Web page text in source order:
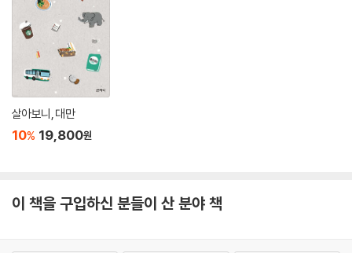
살아보니, 대만
10% 19,800원
이 책을 구입하신 분들이 산 분야 책